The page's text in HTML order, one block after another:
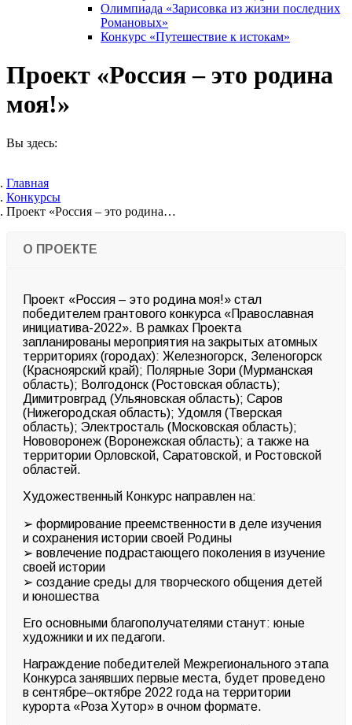
Олимпиада «Зарисовка из жизни последних
Романовых»
Конкурс «Путешествие к истокам»
Проект «Россия – это родина
моя!»
Вы здесь:
Главная
Конкурсы
Проект «Россия – это родина…
О ПРОЕКТЕ
Проект «Россия – это родина моя!» стал
победителем грантового конкурса «Православная
инициатива-2022». В рамках Проекта
запланированы мероприятия на закрытых атомных
территориях (городах): Железногорск, Зеленогорск
(Красноярский край); Полярные Зори (Мурманская
область); Волгодонск (Ростовская область);
Димитровград (Ульяновская область); Саров
(Нижегородская область); Удомля (Тверская
область); Электросталь (Московская область);
Нововоронеж (Воронежская область); а также на
территории Орловской, Саратовской, и Ростовской
областей.
Художественный Конкурс направлен на:
➢ формирование преемственности в деле изучения
и сохранения истории своей Родины
➢ вовлечение подрастающего поколения в изучение
своей истории
➢ создание среды для творческого общения детей
и юношества
Его основными благополучателями станут: юные
художники и их педагоги.
Награждение победителей Межрегионального этапа
Конкурса занявших первые места, будет проведено
в сентябре–октябре 2022 года на территории
курорта «Роза Хутор» в очном формате.